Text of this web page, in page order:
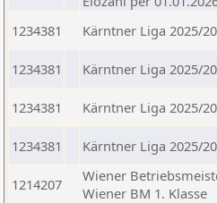
1234381
Kärntner Liga 2025/
1234381 Kärntner Liga 2025/
1234381 Kärntner Liga 2025/
1234381 Kärntner Liga 2025/
1214207
Wiener
Wiener BM 1. Klasse